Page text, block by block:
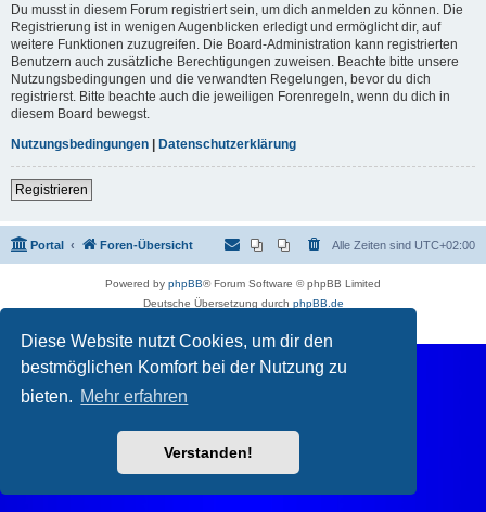
Diese Website nutzt Cookies, um dir den
bestmöglichen Komfort bei der Nutzung zu
bieten. Mehr erfahren
Verstanden!
Du musst in diesem Forum registriert sein, um dich anmelden zu können. Die
Registrierung ist in wenigen Augenblicken erledigt und ermöglicht dir, auf
weitere Funktionen zuzugreifen. Die Board-Administration kann registrierten
Benutzern auch zusätzliche Berechtigungen zuweisen. Beachte bitte unsere
Nutzungsbedingungen und die verwandten Regelungen, bevor du dich
registrierst. Bitte beachte auch die jeweiligen Forenregeln, wenn du dich in
diesem Board bewegst.
Nutzungsbedingungen | Datenschutzerklärung
Registrieren
Portal Foren-Übersicht Alle Zeiten sind UTC+02:00
Powered by phpBB® Forum Software © phpBB Limited
Deutsche Übersetzung durch phpBB.de